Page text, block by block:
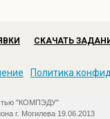
СКАЧАТЬ
Политика
"КОМПЭДУ"
г. Могилева 19.06.2013